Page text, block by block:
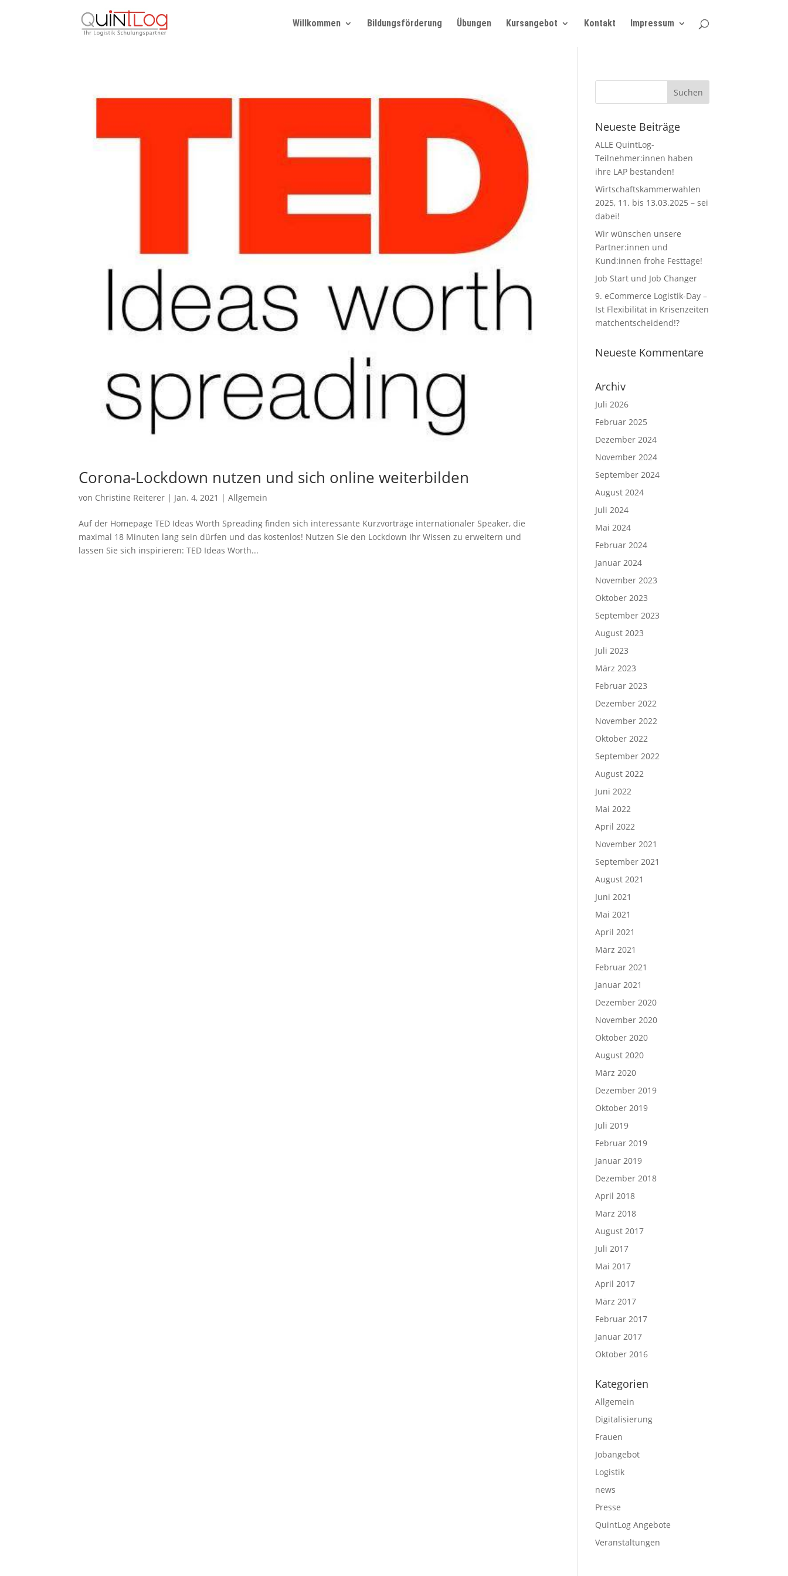
Willkommen Bildungsförderung Übungen Kursangebot Kontakt Impressum
Corona-Lockdown nutzen und sich online weiterbilden
von Christine Reiterer | Jan. 4, 2021 |Allgemein
Auf der Homepage TED Ideas Worth Spreading finden sich interessante Kurzvorträge internationaler Speaker, die
maximal 18 Minuten lang sein dürfen und das kostenlos! Nutzen Sie den Lockdown Ihr Wissen zu erweitern und
lassen Sie sich inspirieren: TED Ideas Worth...
Neueste Beiträge
ALLE QuintLog-
Teilnehmer:innen haben
ihre LAP bestanden!
Wirtschaftskammerwahlen
2025, 11. bis 13.03.2025 – sei
dabei!
Wir wünschen unsere
Partner:innen und
Kund:innen frohe Festtage!
Job Start und Job Changer
9. eCommerce Logistik-Day –
Ist Flexibilität in Krisenzeiten
matchentscheidend!?
Neueste Kommentare
Archiv
Juli 2026
Februar 2025
Dezember 2024
November 2024
September 2024
August 2024
Juli 2024
Mai 2024
Februar 2024
Januar 2024
November 2023
Oktober 2023
September 2023
August 2023
Juli 2023
März 2023
Februar 2023
Dezember 2022
November 2022
Oktober 2022
September 2022
August 2022
Juni 2022
Mai 2022
April 2022
November 2021
September 2021
August 2021
Juni 2021
Mai 2021
April 2021
März 2021
Februar 2021
Januar 2021
Dezember 2020
November 2020
Oktober 2020
August 2020
März 2020
Dezember 2019
Oktober 2019
Juli 2019
Februar 2019
Januar 2019
Dezember 2018
April 2018
März 2018
August 2017
Juli 2017
Mai 2017
April 2017
März 2017
Februar 2017
Januar 2017
Oktober 2016
Kategorien
Allgemein
Digitalisierung
Frauen
Jobangebot
Logistik
news
Presse
QuintLog Angebote
Veranstaltungen